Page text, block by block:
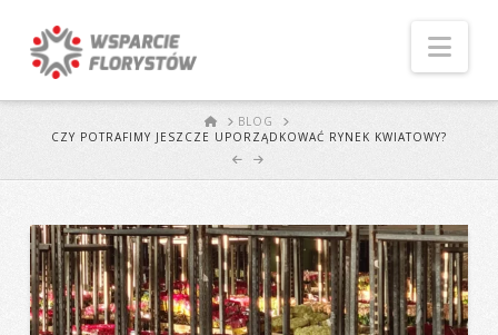
STARTBLOG
CZY POTRAFIMY JESZCZE UPORZĄDKOWAĆ RYNEK KWIATOWY?